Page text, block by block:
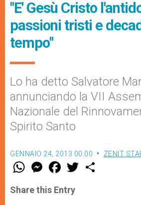
"E' Gesù Cristo
passioni tristi e
tempo"
Lo ha detto Salvatore
annunciando la VII
Nazionale del
Spirito Santo
GENNAIO 24, 2013 00:00 ZENIT
W
t
s
M
e
s
e
F
a
e
b
w
Share this Entry